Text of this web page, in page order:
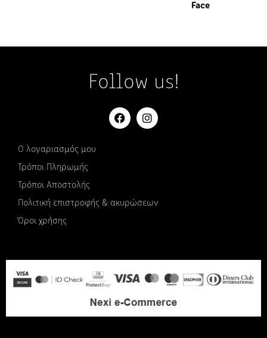
Face
Follow us!
Ο λογαριασμός μου
Τρόποι Πληρωμής
Τρόποι Αποστολής
Πολιτική επιστροφής & ακυρώσεων
Όροι χρήσης